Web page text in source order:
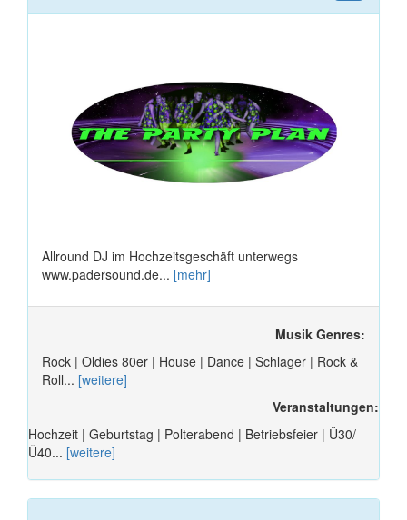
Allround DJ im Hochzeitsgeschäft unterwegs
www.padersound.de... [mehr]
Musik Genres:
Rock | Oldies 80er | House | Dance | Schlager | Rock &
Roll... [weitere]
Veranstaltungen:
Hochzeit | Geburtstag | Polterabend | Betriebsfeier | Ü30/
Ü40... [weitere]